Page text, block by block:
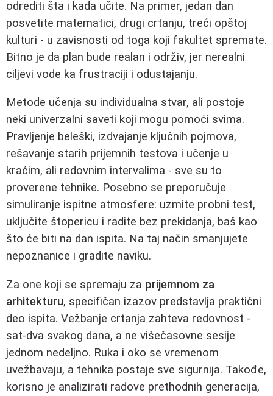
odrediti šta i kada učite. Na primer, jedan dan
posvetite matematici, drugi crtanju, treći opštoj
kulturi - u zavisnosti od toga koji fakultet spremate.
Bitno je da plan bude realan i održiv, jer nerealni
ciljevi vode ka frustraciji i odustajanju.
Metode učenja su individualna stvar, ali postoje
neki univerzalni saveti koji mogu pomoći svima.
Pravljenje beleški, izdvajanje ključnih pojmova,
rešavanje starih prijemnih testova i učenje u
kraćim, ali redovnim intervalima - sve su to
proverene tehnike. Posebno se preporučuje
simuliranje ispitne atmosfere: uzmite probni test,
uključite štopericu i radite bez prekidanja, baš kao
što će biti na dan ispita. Na taj način smanjujete
nepoznanice i gradite naviku.
Za one koji se spremaju za prijemnom za
arhitekturu, specifičan izazov predstavlja praktični
deo ispita. Vežbanje crtanja zahteva redovnost -
sat-dva svakog dana, a ne višečasovne sesije
jednom nedeljno. Ruka i oko se vremenom
uvežbavaju, a tehnika postaje sve sigurnija. Takođe,
korisno je analizirati radove prethodnih generacija,